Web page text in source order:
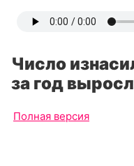
Число
за год
Полная версия